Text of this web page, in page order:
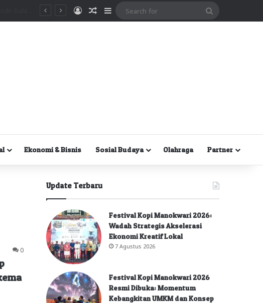
MasukRandom Article
Sidebar
Ekonomi & Bisnis Sosial Budaya Olahraga Partner
0
Update Terbaru
Festival Kopi Manokwari 2026:
Wadah Strategis Akselerasi
Ekonomi Kreatif Lokal
7 Agustus 2026
Festival Kopi Manokwari 2026
Resmi Dibuka: Momentum
Kebangkitan UMKM dan Konsep